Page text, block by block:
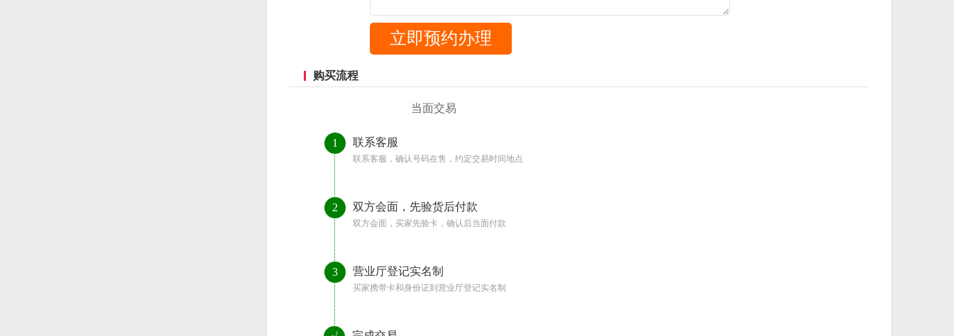
购买流程
当面交易
1 联系客服
联系客服，确认号码在售，约定交易时间地点
2 双方会面，先验货后付款
双方会面，买家先验卡，确认后当面付款
3 营业厅登记实名制
买家携带卡和身份证到营业厅登记实名制